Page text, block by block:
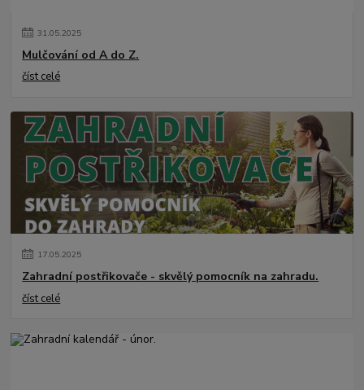
31.05.2025
Mulčování od A do Z.
číst celé
17.05.2025
Zahradní postřikovače - skvělý pomocník na zahradu.
číst celé